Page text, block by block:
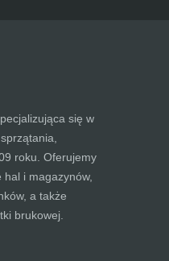
się w
roku. Oferujemy
i magazynów,
a także
brukowej.